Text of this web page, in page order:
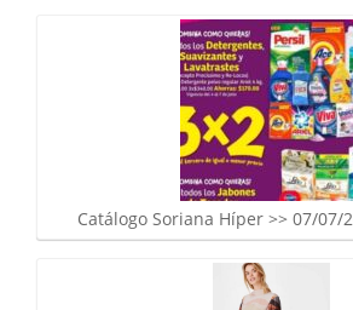
Catálogo Soriana Híper >> 07/07/